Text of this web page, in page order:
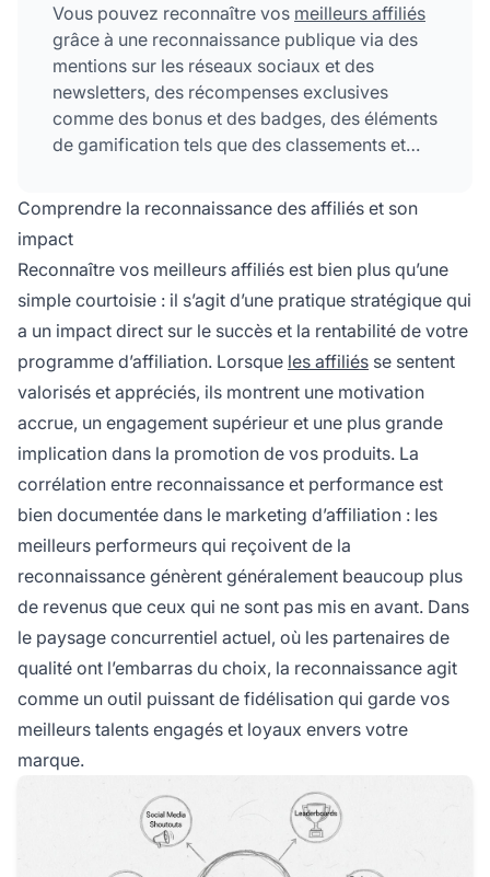
Vous pouvez reconnaître vos meilleurs affiliés
grâce à une reconnaissance publique via des
mentions sur les réseaux sociaux et des
newsletters, des récompenses exclusives
comme des bonus et des badges, des éléments
de gamification tels que des classements et
personnalisés et la mise en avant de leurs
réussites sous forme d'études de cas.
Comprendre la reconnaissance des affiliés et son
impact
Reconnaître vos meilleurs affiliés est bien plus qu’une
simple courtoisie : il s’agit d’une pratique stratégique qui
a un impact direct sur le succès et la rentabilité de votre
programme d’affiliation. Lorsque les affiliés se sentent
valorisés et appréciés, ils montrent une motivation
accrue, un engagement supérieur et une plus grande
implication dans la promotion de vos produits. La
corrélation entre reconnaissance et performance est
bien documentée dans le marketing d’affiliation : les
meilleurs performeurs qui reçoivent de la
reconnaissance génèrent généralement beaucoup plus
de revenus que ceux qui ne sont pas mis en avant. Dans
le paysage concurrentiel actuel, où les partenaires de
qualité ont l’embarras du choix, la reconnaissance agit
comme un outil puissant de fidélisation qui garde vos
meilleurs talents engagés et loyaux envers votre
marque.